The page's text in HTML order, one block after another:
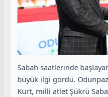
Sabah saatlerinde
büyük ilgi gördü.
Kurt, milli atlet Şükrü